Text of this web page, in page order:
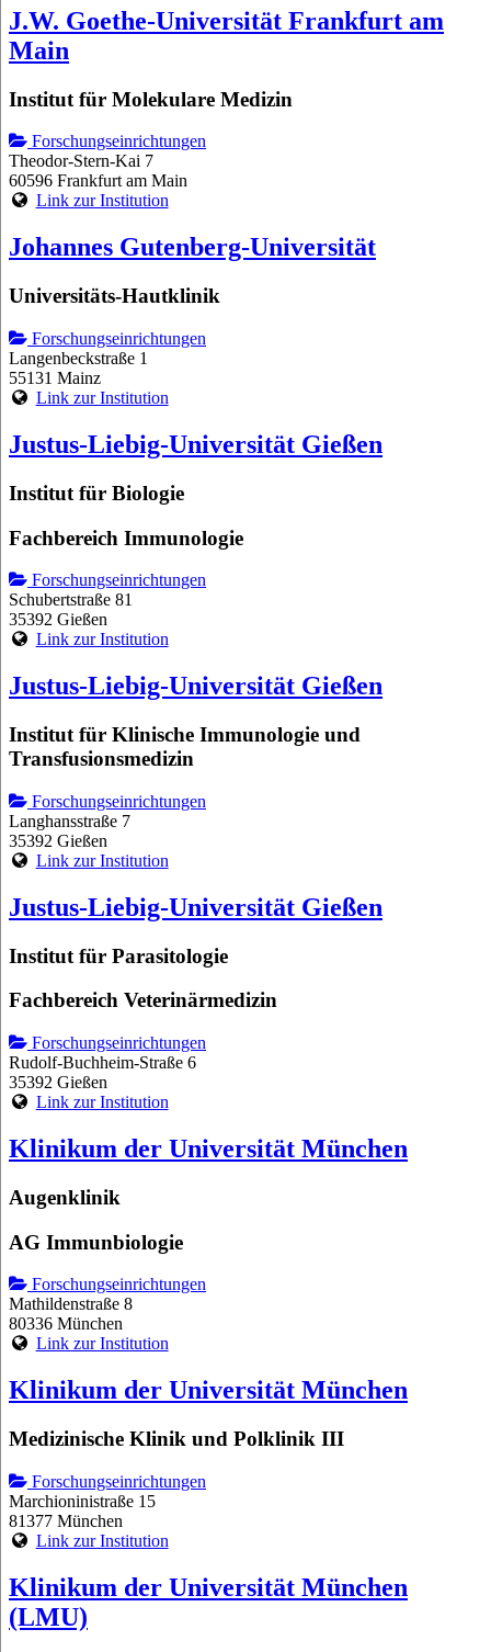
J.W. Goethe-Universität Frankfurt am
Main
Institut für Molekulare Medizin
Forschungseinrichtungen
Theodor-Stern-Kai 7
60596 Frankfurt am Main
Link zur Institution
Johannes Gutenberg-Universität
Universitäts-Hautklinik
Forschungseinrichtungen
Langenbeckstraße 1
55131 Mainz
Link zur Institution
Justus-Liebig-Universität Gießen
Institut für Biologie
Fachbereich Immunologie
Forschungseinrichtungen
Schubertstraße 81
35392 Gießen
Link zur Institution
Justus-Liebig-Universität Gießen
Institut für Klinische Immunologie und
Transfusionsmedizin
Forschungseinrichtungen
Langhansstraße 7
35392 Gießen
Link zur Institution
Justus-Liebig-Universität Gießen
Institut für Parasitologie
Fachbereich Veterinärmedizin
Forschungseinrichtungen
Rudolf-Buchheim-Straße 6
35392 Gießen
Link zur Institution
Klinikum der Universität München
Augenklinik
AG Immunbiologie
Forschungseinrichtungen
Mathildenstraße 8
80336 München
Link zur Institution
Klinikum der Universität München
Medizinische Klinik und Polklinik III
Forschungseinrichtungen
Marchioninistraße 15
81377 München
Link zur Institution
Klinikum der Universität München
(LMU)